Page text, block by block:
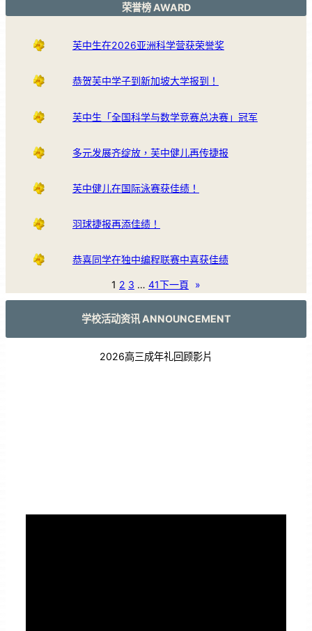
荣誉榜 AWARD
芙中生在2026亚洲科学营获荣誉奖
恭贺芙中学子到新加坡大学报到！
芙中生「全国科学与数学竞赛总决赛」冠军
多元发展齐绽放，芙中健儿再传捷报
芙中健儿在国际泳赛获佳绩！
羽球捷报再添佳绩！
恭喜同学在独中编程联赛中喜获佳绩
1 2 3 … 41下一頁 »
学校活动资讯 ANNOUNCEMENT
2026高三成年礼回顾影片